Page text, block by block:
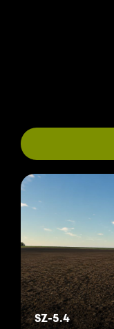
SZ-5.4